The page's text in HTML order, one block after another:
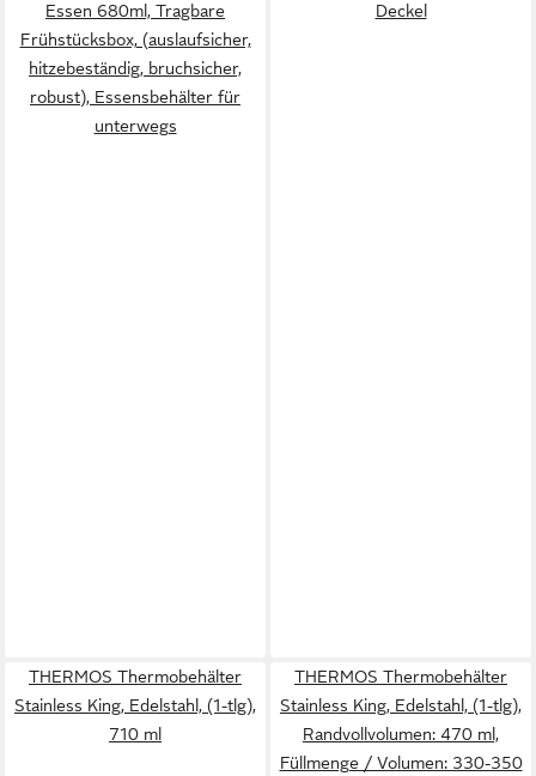
Essen 680ml, Tragbare
Frühstücksbox, (auslaufsicher,
hitzebeständig, bruchsicher,
robust), Essensbehälter für
unterwegs
Deckel
THERMOS Thermobehälter
Stainless King, Edelstahl, (1-tlg),
710 ml
THERMOS Thermobehälter
Stainless King, Edelstahl, (1-tlg),
Randvollvolumen: 470 ml,
Füllmenge / Volumen: 330-350